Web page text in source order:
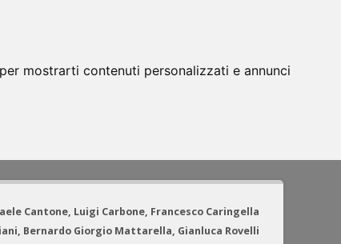
mostrarti contenuti personalizzati e annunci
Cantone, Luigi Carbone, Francesco Caringella
Bernardo Giorgio Mattarella, Gianluca Rovelli